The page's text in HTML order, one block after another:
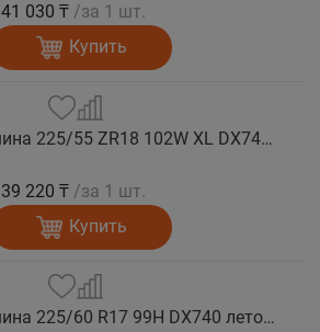
41 030 ₸ /за 1 шт.
Купить
DAVANTI Автошина 225/55 ZR18 102W XL DX740 RPR лето
39 220 ₸ /за 1 шт.
Купить
DAVANTI Автошина 225/60 R17 99H DX740 лето (Таиланд)